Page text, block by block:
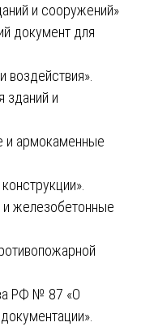
и сооружений»
документ для
зданий и
и армокаменные
железобетонные
РФ № 87 «О